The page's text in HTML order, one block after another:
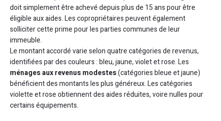
doit simplement être achevé depuis plus de 15 ans pour être
éligible aux aides. Les copropriétaires peuvent également
solliciter cette prime pour les parties communes de leur
immeuble.
Le montant accordé varie selon quatre catégories de revenus,
identifiées par des couleurs : bleu, jaune, violet et rose. Les
ménages aux revenus modestes(catégories bleue et jaune)
bénéficient des montants les plus généreux. Les catégories
violette et rose obtiennent des aides réduites, voire nulles pour
certains équipements.